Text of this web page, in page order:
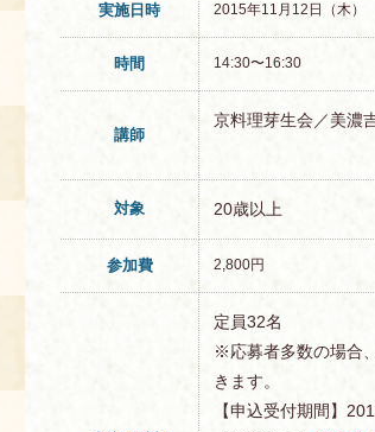
実施日時 2015年11月12日（木）
時間 14:30〜16:30
講師
京料理芽生会／美
対象 20歳以上
参加費 2,800円
定員32名
※応募者多数の場合
きます。
【申込受付期間】